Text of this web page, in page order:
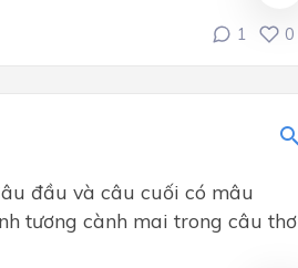
1 0
đầu và câu cuối có mâu
tương cành mai trong câu thơ